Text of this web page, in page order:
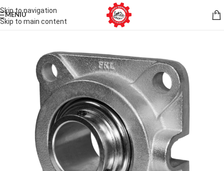
Skip to navigation
Skip to main content
MENIU